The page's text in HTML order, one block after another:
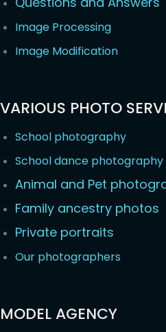
Image Processing
Image Modification
VARIOUS PHOTO
School photography
School dance photography
Animal and Pet
Family ancestry photos
Private portraits
Our photographers
MODEL AGENCY